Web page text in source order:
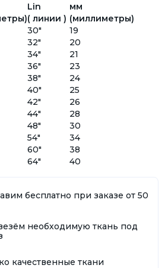
Lin
мм
( линии ) (миллиметры)
30"
19
32"
20
34"
21
36"
23
38"
24
40"
25
42"
26
44"
28
48"
30
54"
34
60"
38
64" 40
бесплатно при заказе от 50
необходимую ткань под
качественные ткани